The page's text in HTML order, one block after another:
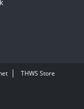
THWS Store